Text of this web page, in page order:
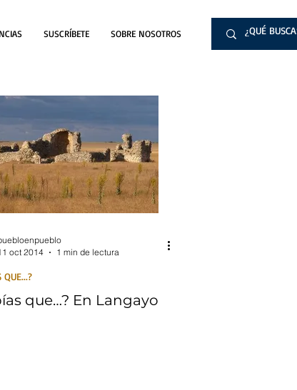
SUSCRÍBETE SOBRE NOSOTROS
oct 2014
1 min de lectura
QUE...?
que…? En Langayo